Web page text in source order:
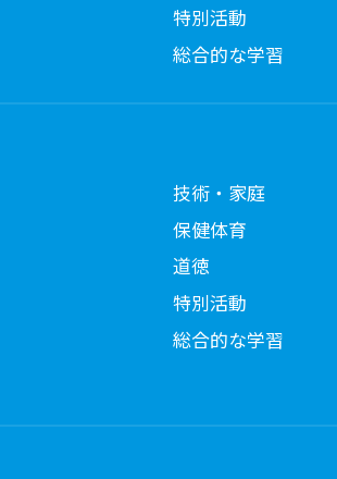
特別活動
総合的な学習
技術・家庭
保健体育
道徳
特別活動
総合的な学習